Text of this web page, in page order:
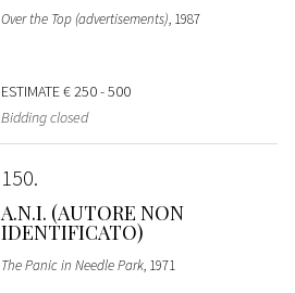
Over the Top (advertisements), 1987
ESTIMATE€ 250 - 500
Bidding closed
150
A.N.I. (AUTORE NON
IDENTIFICATO)
The Panic in Needle Park, 1971